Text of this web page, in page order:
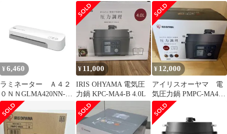
ク PMPC-MA4-B
ラック4.0L 2024年製
¥ 6,460
ラミネーター Ａ４２
０ＮＮGLMA420NN-
W【アコ・ブランズ・
ジャパン】
¥ 11,000
IRIS OHYAMA 電気圧
力鍋 KPC-MA4-B 4.0L
¥ 12,000
アイリスオーヤマ 電
気圧力鍋 PMPC-MA4-B
4L ブラック